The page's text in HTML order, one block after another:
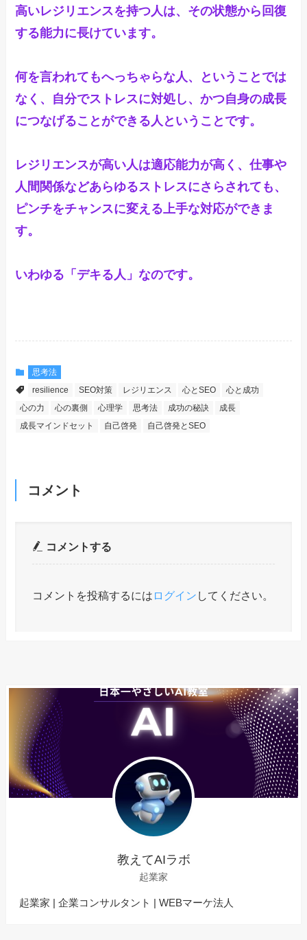
高いレジリエンスを持つ人は、その状態から回復
する能力に長けています。
何を言われてもへっちゃらな人、ということでは
なく、自分でストレスに対処し、かつ自身の成長
につなげることができる人ということです。
レジリエンスが高い人は適応能力が高く、仕事や
人間関係などあらゆるストレスにさらされても、
ピンチをチャンスに変える上手な対応ができま
す。
いわゆる「デキる人」なのです。
思考法
resilience
SEO対策 レジリエンス 心とSEO
心と成功
心の力
心の裏側 心理学 思考法 成功の秘訣
成長
成長マインドセット
自己啓発 自己啓発とSEO
コメント
コメントする
コメントを投稿するには ログイン してください。
教えてAIラボ
起業家
起業家 | 企業コンサルタント | WEBマーケ法人